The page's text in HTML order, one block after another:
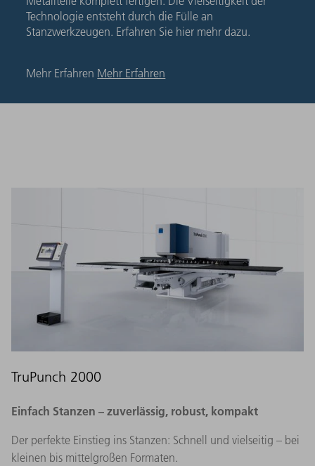
Technologie entsteht durch die Fülle an
Stanzwerkzeugen. Erfahren Sie hier mehr dazu.
Mehr Erfahren Mehr Erfahren
TruPunch 2000
Einfach Stanzen – zuverlässig, robust, kompakt
Der perfekte Einstieg ins Stanzen: Schnell und vielseitig – bei
kleinen bis mittelgroßen Formaten.